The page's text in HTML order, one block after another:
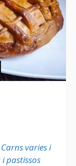
Carns varies i
i pastissos